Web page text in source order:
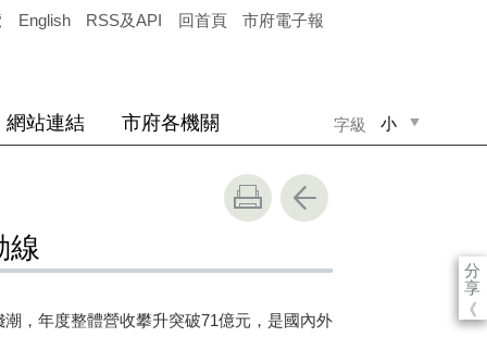
English RSS及API 回首頁 市府電子報
字級 小
網站連結 市府各機關
分
享
《
線
，年度整體營收攀升突破71億元，是國內外